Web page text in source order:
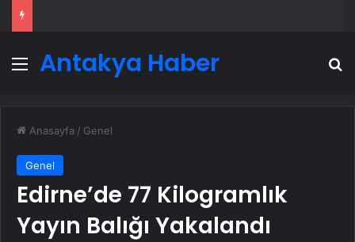
Menü
Antakya Haber
Anasayfa / Genel
Genel
Edirne’de 77 Kilogramlık
Yayın Balığı Yakalandı